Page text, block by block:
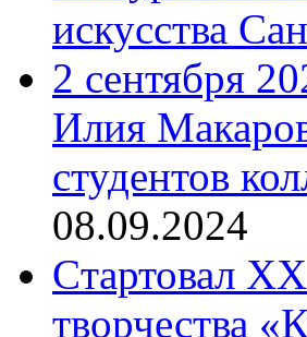
искусства
2 сентября
Илия
студентов
08.09.2024
Cтартовал
творчества